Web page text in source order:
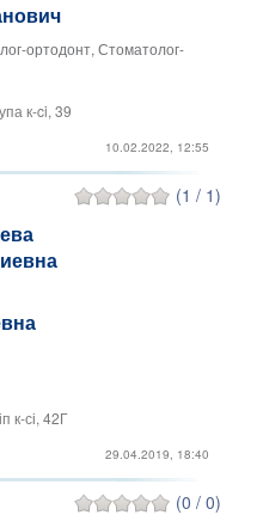
ортодонт, Стоматолог-
к-ci, 39
10.02.2022, 12:55
(1 / 1)
к-сі, 42Г
29.04.2019, 18:40
(0 / 0)